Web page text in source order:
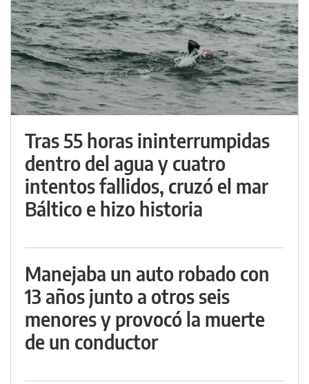
Tras 55 horas ininterrumpidas
dentro del agua y cuatro
intentos fallidos, cruzó el mar
Báltico e hizo historia
Manejaba un auto robado con
13 años junto a otros seis
menores y provocó la muerte
de un conductor